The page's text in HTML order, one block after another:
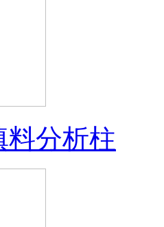
料分析柱